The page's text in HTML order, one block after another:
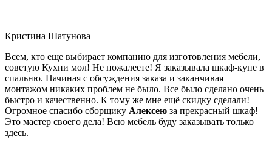
Кристина Шатунова
Всем, кто еще выбирает компанию для изготовления мебели,
советую Кухни мол! Не пожалеете! Я заказывала шкаф-купе в
спальню. Начиная с обсуждения заказа и заканчивая
монтажом никаких проблем не было. Все было сделано очень
быстро и качественно. К тому же мне ещё скидку сделали!
Огромное спасибо сборщику Алексею за прекрасный шкаф!
Это мастер своего дела! Всю мебель буду заказывать только
здесь.